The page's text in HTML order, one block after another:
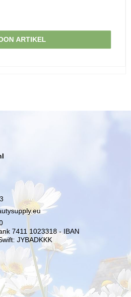
ARTIKEL
7411 1023318 - IBAN
JYBADKKK